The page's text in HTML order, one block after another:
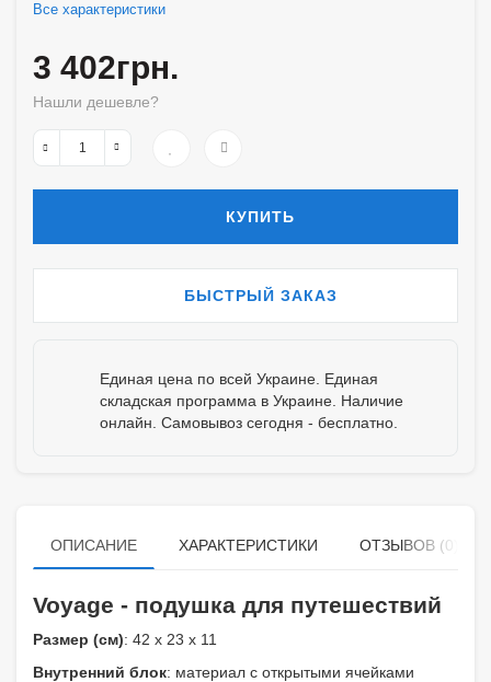
Все характеристики
3 402грн.
Нашли дешевле?
КУПИТЬ
БЫСТРЫЙ ЗАКАЗ
Единая цена по всей Украине. Единая
складская программа в Украине. Наличие
онлайн. Самовывоз сегодня - бесплатно.
ОПИСАНИЕ ХАРАКТЕРИСТИКИ ОТЗЫВОВ (0)
Voyage - подушка для путешествий
Размер (см): 42 x 23 x 11
Внутренний блок: материал с открытыми ячейками